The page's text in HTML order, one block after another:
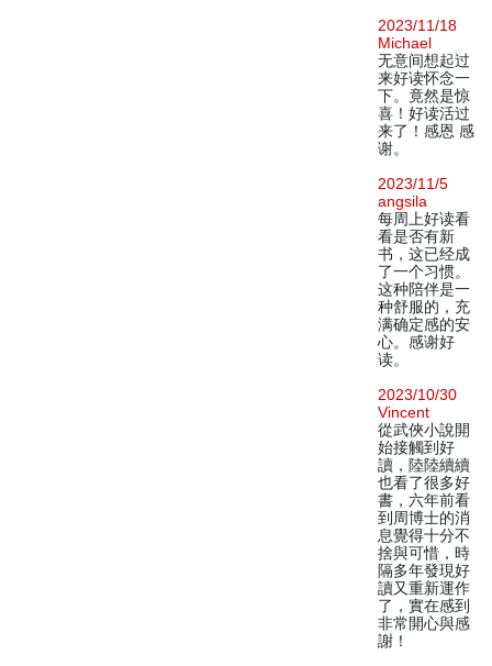
2023/11/18
Michael
无意间想起过
来好读怀念一
下。竟然是惊
喜！好读活过
来了！感恩 感
谢。
2023/11/5
angsila
每周上好读看
看是否有新
书，这已经成
了一个习惯。
这种陪伴是一
种舒服的，充
满确定感的安
心。感谢好
读。
2023/10/30
Vincent
從武俠小說開
始接觸到好
讀，陸陸續續
也看了很多好
書，六年前看
到周博士的消
息覺得十分不
捨與可惜，時
隔多年發現好
讀又重新運作
了，實在感到
非常開心與感
謝！